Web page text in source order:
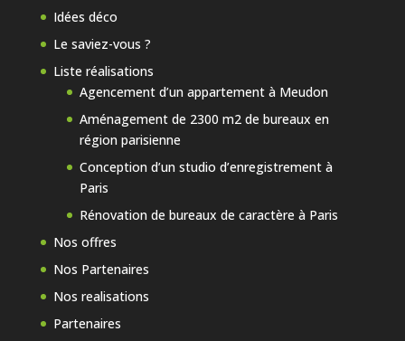
Idées déco
Le saviez-vous ?
Liste réalisations
Agencement d’un appartement à Meudon
Aménagement de 2300 m2 de bureaux en
région parisienne
Conception d’un studio d’enregistrement à
Paris
Rénovation de bureaux de caractère à Paris
Nos offres
Nos Partenaires
Nos realisations
Partenaires